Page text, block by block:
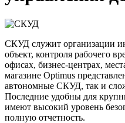
СКУД служит организации
объект, контроля рабочего
офисах, бизнес-центрах,
магазине Optimus
автономные СКУД, так и
Последние удобны для
имеют высокий уровень
полную отчетность.